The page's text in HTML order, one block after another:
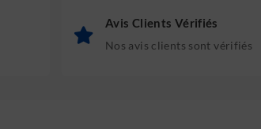
Avis Clients Vérifiés
Nos avis clients sont vérifiés